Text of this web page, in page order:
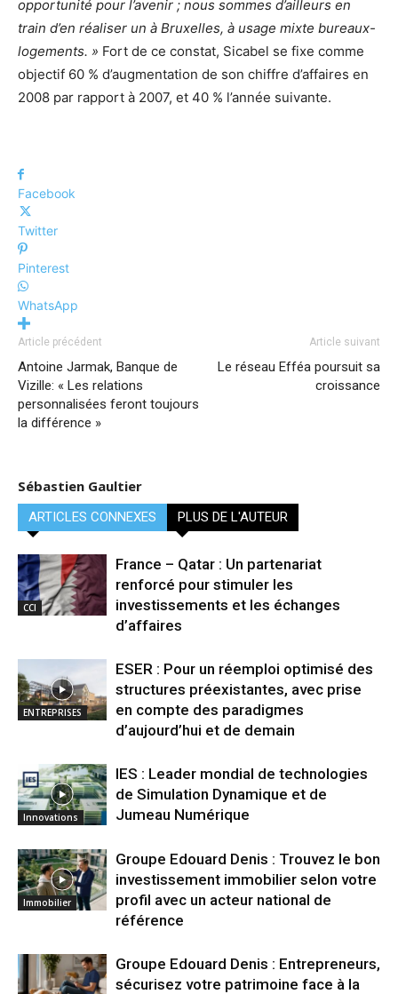
opportunité pour l’avenir ; nous sommes d’ailleurs en
train d’en réaliser un à Bruxelles, à usage mixte bureaux-
logements. » Fort de ce constat, Sicabel se fixe comme
objectif 60 % d’augmentation de son chiffre d’affaires en
2008 par rapport à 2007, et 40 % l’année suivante.
Facebook
Twitter
Pinterest
WhatsApp
Article précédent
Antoine Jarmak, Banque de
Vizille: « Les relations
personnalisées feront toujours
la différence »
Article suivant
Le réseau Efféa poursuit sa
croissance
Sébastien Gaultier
ARTICLES CONNEXES PLUS DE L'AUTEUR
CCI
France – Qatar : Un partenariat
renforcé pour stimuler les
investissements et les échanges
d’affaires
ENTREPRISES
ESER : Pour un réemploi optimisé des
structures préexistantes, avec prise
en compte des paradigmes
d’aujourd’hui et de demain
Innovations
IES : Leader mondial de technologies
de Simulation Dynamique et de
Jumeau Numérique
Immobilier
Groupe Edouard Denis : Trouvez le bon
investissement immobilier selon votre
profil avec un acteur national de
référence
Groupe Edouard Denis : Entrepreneurs,
sécurisez votre patrimoine face à la